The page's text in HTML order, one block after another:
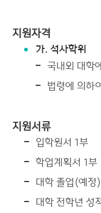
지원자격
가. 석사학위
국내외 대학
법령에 의하
지원서류
입학원서 1부
학업계획서 1부
대학 졸업(예정
대학 전학년 성